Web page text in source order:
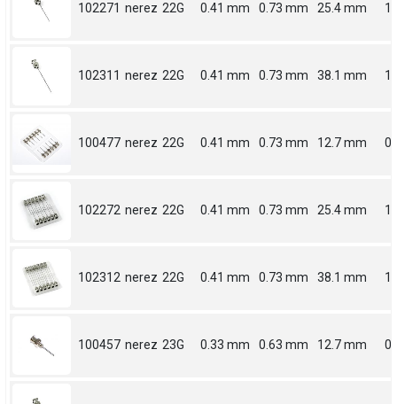
102271 nerez 22G 0.41 mm 0.73 mm 25.4 mm 1
102311 nerez 22G 0.41 mm 0.73 mm 38.1 mm
100477 nerez 22G 0.41 mm 0.73 mm 12.7 mm
102272 nerez 22G 0.41 mm 0.73 mm 25.4 mm 1
102312 nerez 22G 0.41 mm 0.73 mm 38.1 mm
100457 nerez 23G 0.33 mm 0.63 mm 12.7 mm